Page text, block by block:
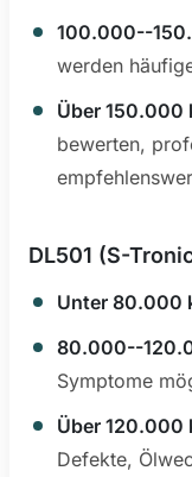
100.000--
werden
Über 150.000
bewerten,
DL501 (S-
Unter 80.000
80.000--
Symptome
Über 120.000
Defekte,